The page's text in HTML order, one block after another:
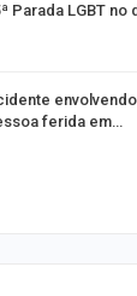
Parada LGBT no
ferida em…